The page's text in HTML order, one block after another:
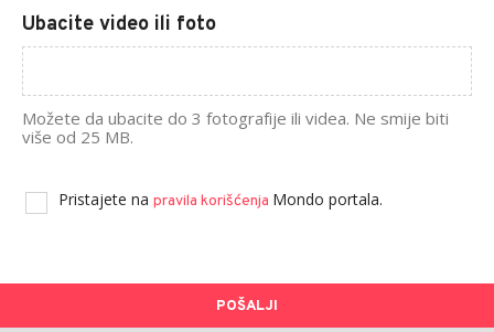
Ubacite video ili foto
Možete da ubacite do 3 fotografije ili videa. Ne smije biti
više od 25 MB.
Pristajete na pravila korišćenja Mondo portala.
POŠALJI